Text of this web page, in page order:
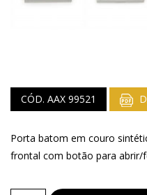
CÓD. AAX 99521
Porta batom em couro
frontal com botão para abrir/